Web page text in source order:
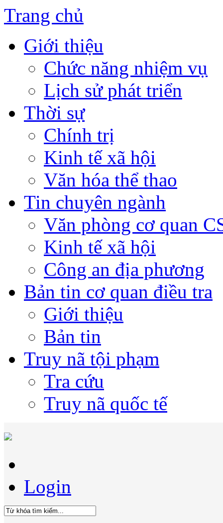
Trang chủ
Giới thiệu
Chức năng nhiệm vụ
Lịch sử phát triển
Thời sự
Chính trị
Kinh tế xã hội
Văn hóa thể thao
Tin chuyên ngành
Văn phòng cơ quan
Kinh tế xã hội
Công an địa phương
Bản tin cơ quan điều tra
Giới thiệu
Bản tin
Truy nã tội phạm
Tra cứu
Truy nã quốc tế
Login